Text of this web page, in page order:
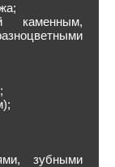
каменным,
зубными